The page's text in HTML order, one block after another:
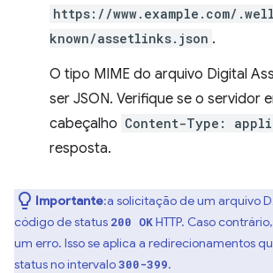
https://www.example.com/
known/assetlinks.json .
O tipo MIME do arquivo Digital
ser JSON. Verifique se o servidor
cabeçalho Content-Type:
resposta.
Importante:a solicitação de um arquivo
código de status 200 OKHTTP. Caso
um erro. Isso se aplica a redirecionamentos
status no intervalo300-399.